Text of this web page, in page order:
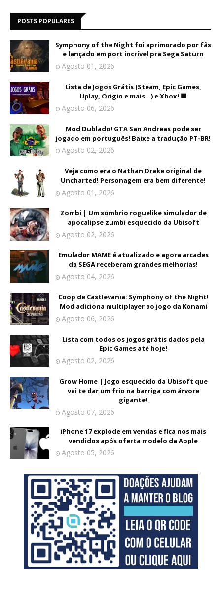
POSTS POPULARES
Symphony of the Night foi aprimorado por fãs
e lançado em port incrível pra Sega Saturn
Agosto 01, 2026
Lista de Jogos Grátis (Steam, Epic Games,
Uplay, Origin e mais...) e Xbox! 🟩
Agosto 06, 2026
Mod Dublado! GTA San Andreas pode ser
jogado em português! Baixe a tradução PT-BR!
Agosto 02, 2026
Veja como era o Nathan Drake original de
Uncharted! Personagem era bem diferente!
Agosto 01, 2026
Zombi | Um sombrio roguelike simulador de
apocalipse zumbi esquecido da Ubisoft
Agosto 02, 2026
Emulador MAME é atualizado e agora arcades
da SEGA receberam grandes melhorias!
Agosto 04, 2026
Coop de Castlevania: Symphony of the Night!
Mod adiciona multiplayer ao jogo da Konami
Agosto 06, 2026
Lista com todos os jogos grátis dados pela
Epic Games até hoje!
Agosto 02, 2026
Grow Home | Jogo esquecido da Ubisoft que
vai te dar um frio na barriga com árvore
gigante!
Agosto 07, 2026
iPhone 17 explode em vendas e fica nos mais
vendidos após oferta modelo da Apple
Agosto 05, 2026